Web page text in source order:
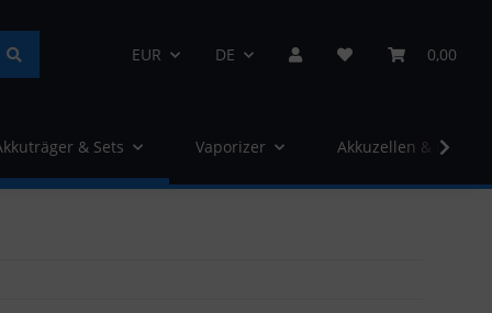
EUR DE 0,00
& Sets Vaporizer Akkuzellen &